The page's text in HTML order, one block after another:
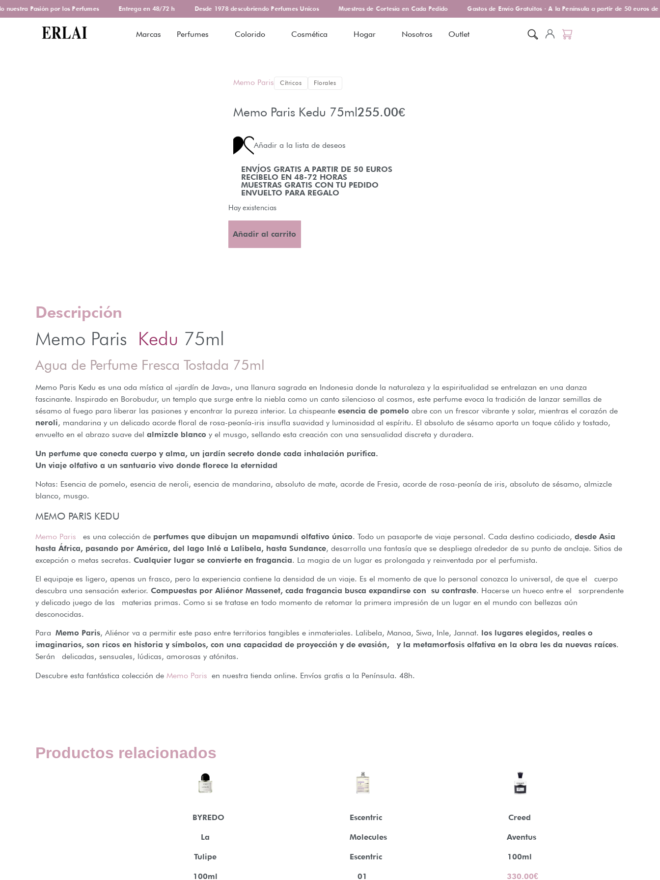
Pasión por los Perfumes Entrega en 48/72 h Desde 1978 descubriendo Perfumes Unicos Muestras de Cortesía en Cada Pedido Gastos de Envío Gratuitos · A la Península a partir de 50 euros de
Marcas Perfumes Colorido Cosmética Hogar Nosotros Outlet
Memo Paris Cítricos Florales
Memo Paris Kedu 75ml255.00€
Añadir a la lista de deseos
ENVÍOS GRATIS A PARTIR DE 50 EUROS
RECÍBELO EN 48-72 HORAS
MUESTRAS GRATIS CON TU PEDIDO
ENVUELTO PARA REGALO
Hay existencias
Añadir al carrito
Descripción
Memo Paris Kedu 75ml
Agua de Perfume Fresca Tostada 75ml
Memo Paris Kedu es una oda mística al «jardín de Java», una llanura sagrada en Indonesia donde la naturaleza y la espiritualidad se entrelazan en una danza
fascinante. Inspirado en Borobudur, un templo que surge entre la niebla como un canto silencioso al cosmos, este perfume evoca la tradición de lanzar semillas de
sésamo al fuego para liberar las pasiones y encontrar la pureza interior. La chispeante esencia de pomelo abre con un frescor vibrante y solar, mientras el corazón de
neroli, mandarina y un delicado acorde floral de rosa-peonía-iris insufla suavidad y luminosidad al espíritu. El absoluto de sésamo aporta un toque cálido y tostado,
envuelto en el abrazo suave del almizcle blanco y el musgo, sellando esta creación con una sensualidad discreta y duradera.
Un perfume que conecta cuerpo y alma, un jardín secreto donde cada inhalación purifica.
Un viaje olfativo a un santuario vivo donde florece la eternidad
Notas: Esencia de pomelo, esencia de neroli, esencia de mandarina, absoluto de mate, acorde de Fresia, acorde de rosa-peonía de iris, absoluto de sésamo, almizcle
blanco, musgo.
MEMO PARIS KEDU
Memo Paris es una colección de perfumes que dibujan un mapamundi olfativo único. Todo un pasaporte de viaje personal. Cada destino codiciado, desde Asia
hasta África, pasando por América, del lago Inlé a Lalibela, hasta Sundance, desarrolla una fantasía que se despliega alrededor de su punto de anclaje. Sitios de
excepción o metas secretas. Cualquier lugar se convierte en fragancia. La magia de un lugar es prolongada y reinventada por el perfumista.
El equipaje es ligero, apenas un frasco, pero la experiencia contiene la densidad de un viaje. Es el momento de que lo personal conozca lo universal, de que el cuerpo
descubra una sensación exterior. Compuestas por Aliénor Massenet, cada fragancia busca expandirse con su contraste. Hacerse un hueco entre el sorprendente
y delicado juego de las materias primas. Como si se tratase en todo momento de retomar la primera impresión de un lugar en el mundo con bellezas aún
desconocidas.
Para Memo Paris, Aliénor va a permitir este paso entre territorios tangibles e inmateriales. Lalibela, Manoa, Siwa, Inle, Jannat. los lugares elegidos, reales o
imaginarios, son ricos en historia y símbolos, con una capacidad de proyección y de evasión, y la metamorfosis olfativa en la obra les da nuevas raíces.
Serán delicadas, sensuales, lúdicas, amorosas y atónitas.
Descubre esta fantástica colección de Memo Paris en nuestra tienda online. Envíos gratis a la Península. 48h.
Productos relacionados
BYREDO
La
Tulipe
100ml
Escentric
Molecules
Escentric
01
Creed
Aventus
100ml
330.00€